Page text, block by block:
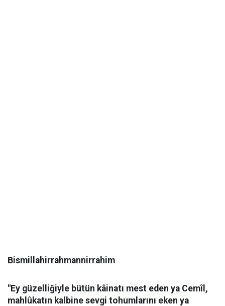
Bismillahirrahmannirrahim
​"Ey güzelliğiyle bütün kâinatı mest eden ya Cemîl,
mahlûkatın kalbine sevgi tohumlarını eken ya